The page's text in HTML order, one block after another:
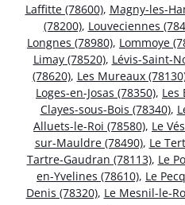
Laffitte (78600), Magny-les-
(78200), Louveciennes
Longnes (78980), Lommoye
Limay (78520), Lévis-Saint-
(78620), Les Mureaux
Loges-en-Josas (78350), Les
Clayes-sous-Bois (78340),
Alluets-le-Roi (78580), Le
sur-Mauldre (78490), Le
Tartre-Gaudran (78113), Le
en-Yvelines (78610), Le
Denis (78320), Le Mesnil-le-